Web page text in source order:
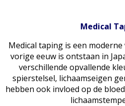
Medical
Medical taping is een
vorige eeuw is ontstaan in
verschillende opvallende
spierstelsel, lichaamseigen
hebben ook invloed op de